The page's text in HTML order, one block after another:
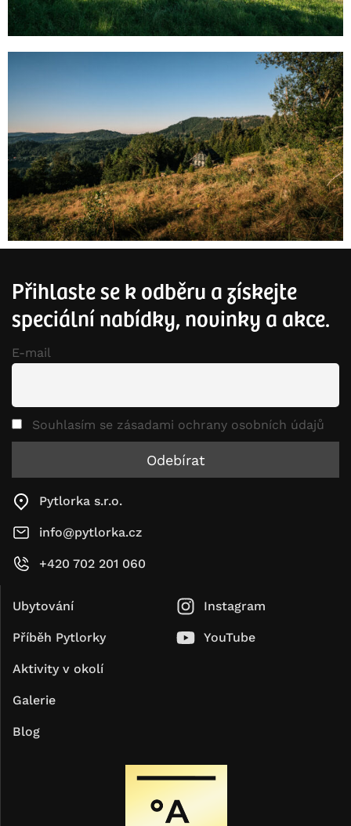
Přihlaste se k odběru a získejte
speciální nabídky, novinky a akce.
E-mail
Souhlasím se zásadami ochrany osobních údajů
Pytlorka s.r.o.
info@pytlorka.cz
+420 702 201 060
Ubytování
Příběh Pytlorky
Aktivity v okolí
Galerie
Blog
Instagram
YouTube